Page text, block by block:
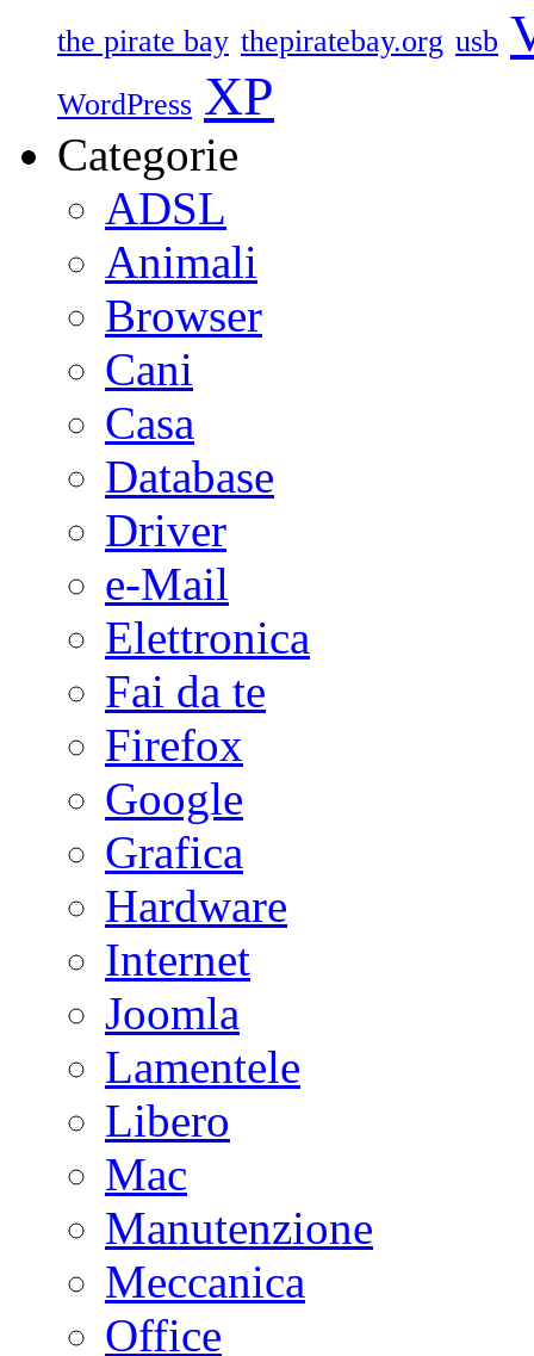
the pirate bay thepiratebay.org usb
WordPress XP
Categorie
ADSL
Animali
Browser
Cani
Casa
Database
Driver
e-Mail
Elettronica
Fai da te
Firefox
Google
Grafica
Hardware
Internet
Joomla
Lamentele
Libero
Mac
Manutenzione
Meccanica
Office